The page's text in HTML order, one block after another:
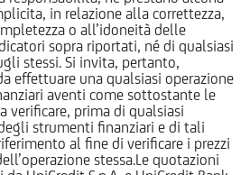
in relazione alla correttezza,
o all’idoneità delle
sopra riportati, né di qualsiasi
stessi. Si invita, pertanto,
effettuare una qualsiasi operazione
aventi come sottostante le
verificare, prima di qualsiasi
strumenti finanziari e di tali
al fine di verificare i prezzi
stessa.Le quotazioni